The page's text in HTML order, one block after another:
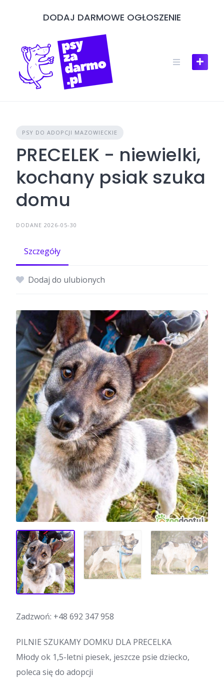
DODAJ DARMOWE OGŁOSZENIE
PSY DO ADOPCJI MAZOWIECKIE
PRECELEK - niewielki,
kochany psiak szuka
domu
DODANE 2026-05-30
Szczegóły
Dodaj do ulubionych
Zadzwoń: +48 692 347 958
PILNIE SZUKAMY DOMKU DLA PRECELKA
Młody ok 1,5-letni piesek, jeszcze psie dziecko,
poleca się do adopcji